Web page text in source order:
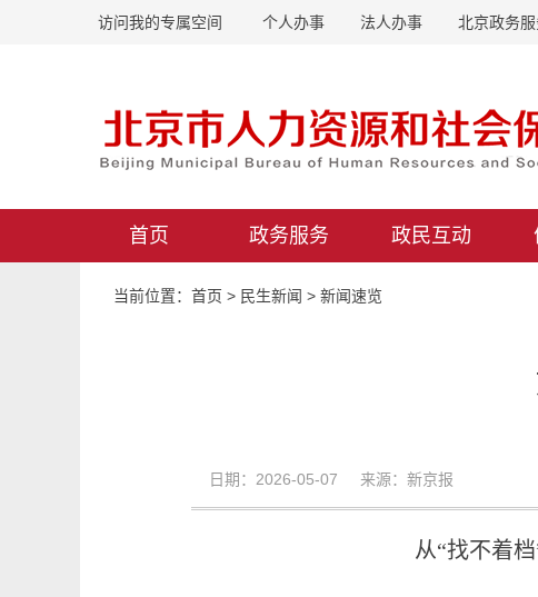
访问我的专属空间 个人办事 法人办事 北京政务服
首页 政务服务 政民互动
当前位置： 首页 > 民生新闻 > 新闻速览
日期：2026-05-07 来源：新京报
从“找不着